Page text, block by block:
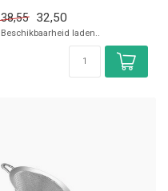
38,55
32,50
Beschikbaarheid laden..